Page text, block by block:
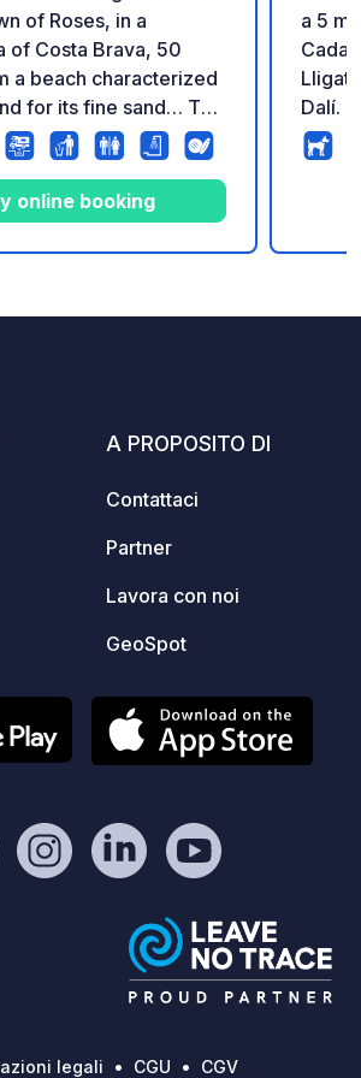
of Roses, in a
of ​​Costa Brava, 50
a beach characterized
for its fine sand… The
is fully equipped
activities necessary
you nor your family
All year opened
online booking
a 5
Lligat,
Dalí. Il campeggio dispone di piazzole
vista
A PROPOSITO DI
Contattaci
Partner
Lavora con noi
GeoSpot
legali CGU CGV